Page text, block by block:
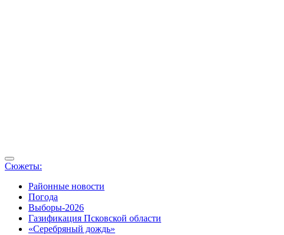
Сюжеты:
Районные новости
Погода
Выборы-2026
Газификация Псковской области
«Серебряный дождь»